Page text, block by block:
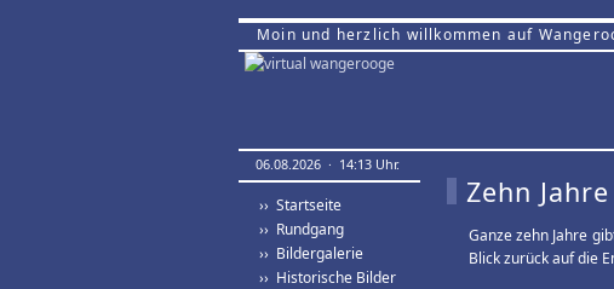
Moin und herzlich willkommen auf
06.08.2026 · 14:13 Uhr.
›› Startseite
›› Rundgang
›› Bildergalerie
›› Historische Bilder
Zehn
Ganze zehn Jahre
Blick zurück auf die